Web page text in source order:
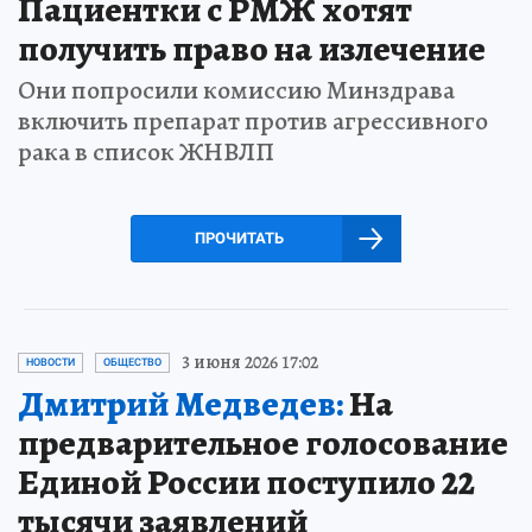
Пациентки с РМЖ хотят
получить право на излечение
Они попросили комиссию Минздрава
включить препарат против агрессивного
рака в список ЖНВЛП
ПРОЧИТАТЬ
НОВОСТИ ОБЩЕСТВО 3 июня 2026 17:02
Дмитрий Медведев:На
предварительное голосование
Единой России поступило 22
тысячи заявлений